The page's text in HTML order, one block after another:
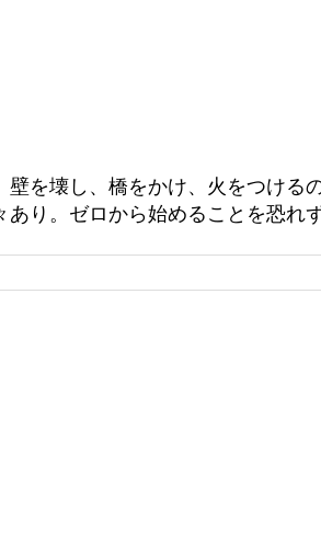
を壊し、橋をかけ、火をつける
あり。ゼロから始めることを恐れず